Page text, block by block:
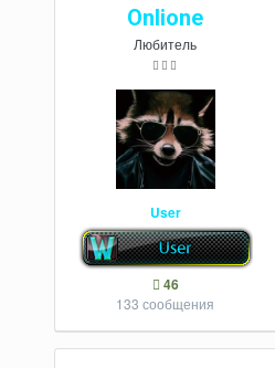
Onlione
Любитель
User
46
133 сообщения